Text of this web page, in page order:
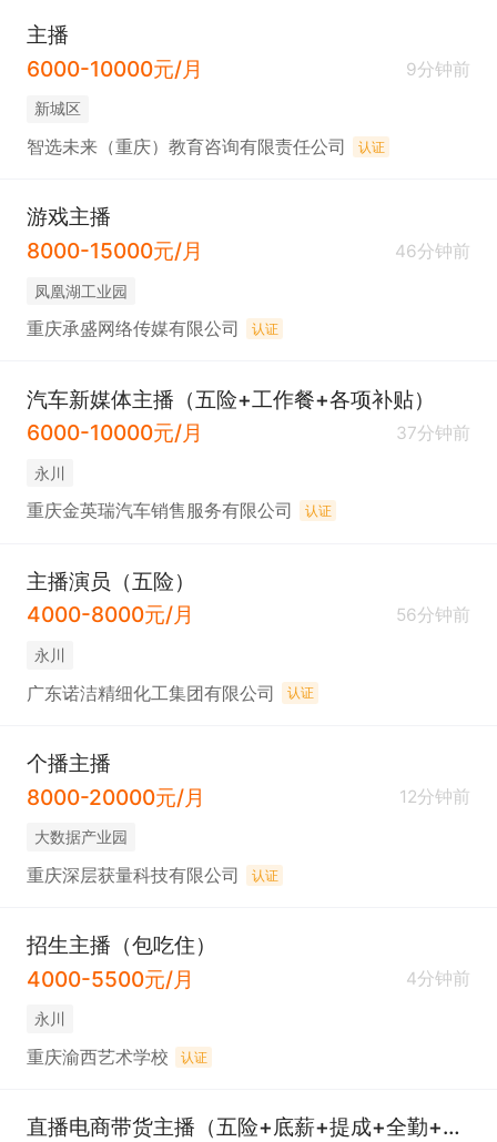
主播
6000-10000元/月
9分钟前
新城区
智选未来（重庆）教育咨询有限责任公司 认证
游戏主播
8000-15000元/月
46分钟前
凤凰湖工业园
重庆承盛网络传媒有限公司 认证
汽车新媒体主播（五险+工作餐+各项补贴）
6000-10000元/月
37分钟前
永川
重庆金英瑞汽车销售服务有限公司 认证
主播演员（五险）
4000-8000元/月
56分钟前
永川
广东诺洁精细化工集团有限公司 认证
个播主播
8000-20000元/月
12分钟前
大数据产业园
重庆深层获量科技有限公司 认证
招生主播（包吃住）
4000-5500元/月
4分钟前
永川
重庆渝西艺术学校 认证
直播电商带货主播（五险+底薪+提成+全勤+带薪年假）